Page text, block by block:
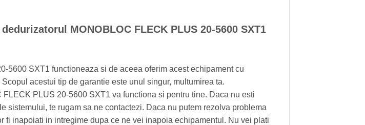
MONOBLOC FLECK PLUS 20-5600 SXT1
5600 SXT1 functioneaza si de aceea oferim acest echipament cu
acestui tip de garantie este unul singur, multumirea ta.
PLUS 20-5600 SXT1 va functiona si pentru tine. Daca nu esti
sistemului, te rugam sa ne contactezi. Daca nu putem rezolva problema
fi inapoiati in intregime dupa ce ne vei inapoia echipamentul. Nu vei plati